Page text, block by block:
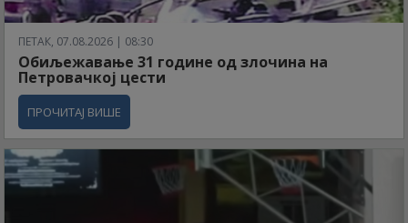
ПЕТАК, 07.08.2026 | 08:30
Обиљежавање 31 године од злочина на
Петровачкој цести
ПРОЧИТАЈ ВИШЕ